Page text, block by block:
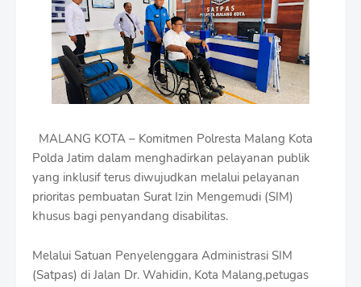
MALANG KOTA – Komitmen Polresta Malang Kota
Polda Jatim dalam menghadirkan pelayanan publik
yang inklusif terus diwujudkan melalui pelayanan
prioritas pembuatan Surat Izin Mengemudi (SIM)
khusus bagi penyandang disabilitas.
Melalui Satuan Penyelenggara Administrasi SIM
(Satpas) di Jalan Dr. Wahidin, Kota Malang,petugas
n
D
e
s
i
n
W
i